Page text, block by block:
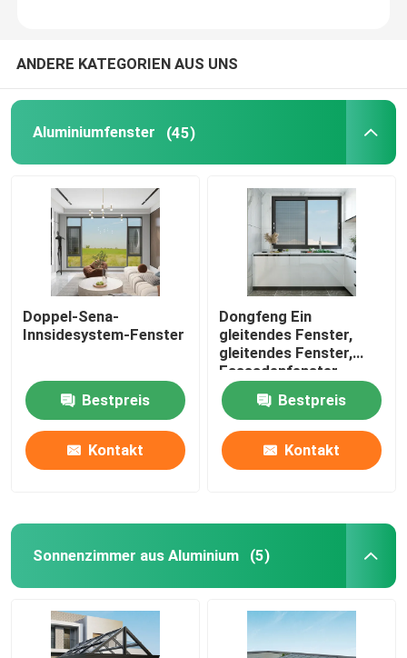
ANDERE KATEGORIEN AUS UNS
Aluminiumfenster (45)
Doppel-Sena-
Innsidesystem-Fenster
Bestpreis
Kontakt
Dongfeng Ein
gleitendes Fenster,
gleitendes Fenster,
Fassadenfenster
Bestpreis
Kontakt
Sonnenzimmer aus Aluminium (5)